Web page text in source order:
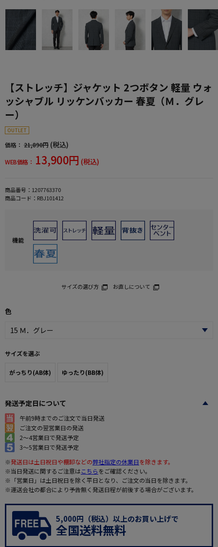
【ストレッチ】ジャケット 2つボタン 軽量 ウォ
ッシャブル リッケンバッカー 春夏（Ｍ．グレ
ー）
OUTLET
価格： 21,890円 (税込)
WEB価格： 13,900円 (税込)
商品番号： 1207763370
商品コード： RBJ101412
機能
サイズの選び方 お直しについて
色
サイズを選ぶ
がっちり(AB体) ゆったり(BB体)
発送予定日について
午前9時までのご注文で当日発送
ご注文の翌営業日の発送
2～4営業日で発送予定
3～5営業日で発送予定
※発送日は土日祝日や棚卸などの弊社指定の休業日を除きます。
※当日発送に関するご注意はこちらをご確認ください。
※「営業日」は土日祝日を除く平日となり、ご注文の当日を除きます。
※運送会社の都合により予告無く発送日程が前後する場合がございます。
5,000円（税込）以上のお買い上げで
全国送料無料